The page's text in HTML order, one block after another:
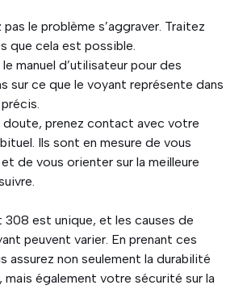
pas le problème s’aggraver. Traitez
que cela est possible.
manuel d’utilisateur pour des
sur ce que le voyant représente dans
doute, prenez contact avec votre
Ils sont en mesure de vous
de vous orienter sur la meilleure
308 est unique, et les causes de
peuvent varier. En prenant ces
assurez non seulement la durabilité
également votre sécurité sur la